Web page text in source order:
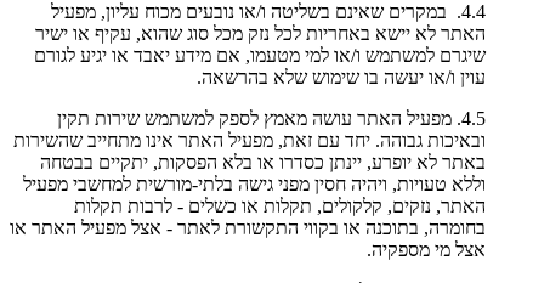
4.4. במקרים שאינם בשליטה ו/או נובעים מכוח עליון, מפעיל
האתר לא יישא באחריות לכל נזק מכל סוג שהוא, עקיף או ישיר
שיגרם למשתמש ו/או למי מטעמו, אם מידע יאבד או יגיע לגורם
עוין ו/או יעשה בו שימוש שלא בהרשאה.
4.5. מפעיל האתר עושה מאמץ לספק למשתמש שירות תקין
ובאיכות גבוהה. יחד עם זאת, מפעיל האתר אינו מתחייב שהשירות
באתר לא יופרע, יינתן כסדרו או בלא הפסקות, יתקיים בבטחה
וללא טעויות, ויהיה חסין מפני גישה בלתי-מורשית למחשבי מפעיל
האתר, נזקים, קלקולים, תקלות או כשלים - לרבות תקלות
בחומרה, בתוכנה או בקווי התקשורת לאתר - אצל מפעיל האתר או
אצל מי מספקיה.